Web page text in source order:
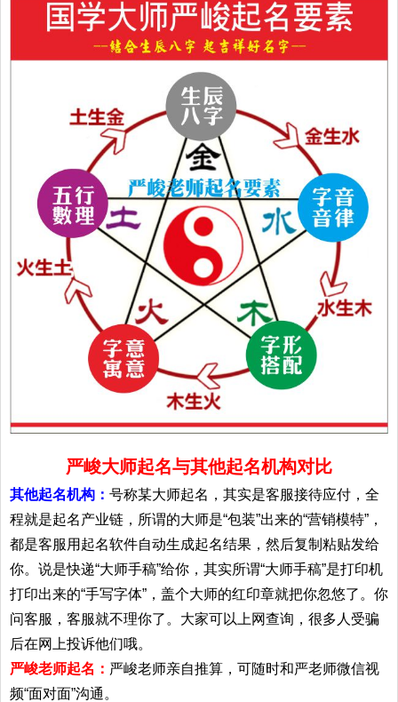
严峻大师起名与其他起名机构对比
其他起名机构： 号称某大师起名，其实是客服接待应付，全
程就是起名产业链，所谓的大师是“包装”出来的“营销模特”，
都是客服用起名软件自动生成起名结果，然后复制粘贴发给
你。说是快递“大师手稿”给你，其实所谓“大师手稿”是打印机
打印出来的“手写字体”，盖个大师的红印章就把你忽悠了。你
问客服，客服就不理你了。大家可以上网查询，很多人受骗
后在网上投诉他们哦。
严峻老师起名： 严峻老师亲自推算，可随时和严老师微信视
频“面对面”沟通。